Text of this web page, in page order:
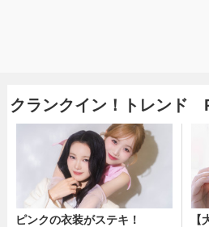
クランクイン！トレンド
ピンクの衣装がステキ！